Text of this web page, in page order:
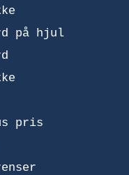
på hjul
pris